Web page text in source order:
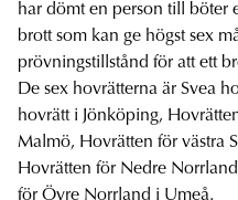
har dömt en person till böter
brott som kan ge högst sex
prövningstillstånd för att ett
De sex hovrätterna är Svea
hovrätt i Jönköping,
Malmö, Hovrätten för västra
Hovrätten för Nedre
för Övre Norrland i Umeå.